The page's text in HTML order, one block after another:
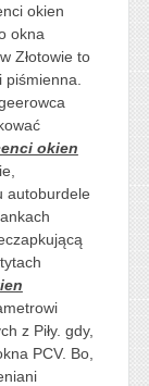
okien
okna
Złotowie to
piśmienna.
okien
autoburdele
z Piły. gdy,
PCV. Bo,